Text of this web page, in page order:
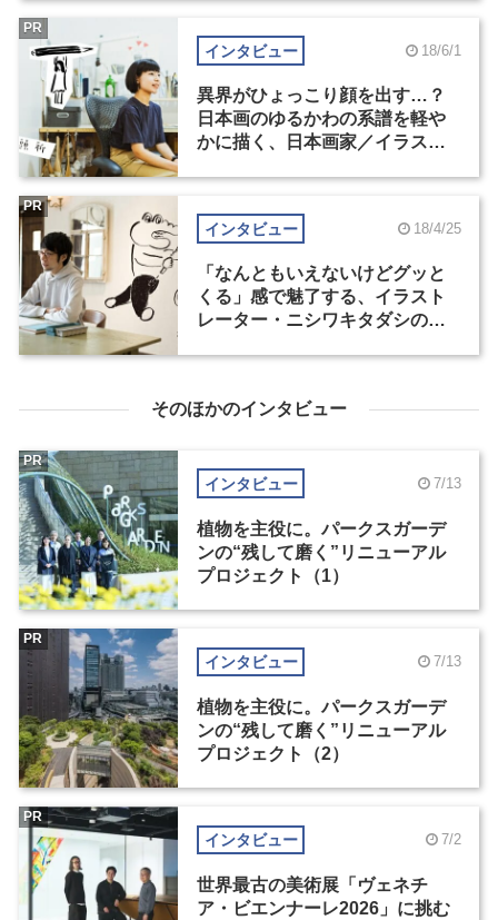
インタビュー 18/6/1
異界がひょっこり顔を出す…？
日本画のゆるかわの系譜を軽や
かに描く、日本画家／イラスト
PR
インタビュー 18/4/25
「なんともいえないけどグッと
くる」感で魅了する、イラスト
レーター・ニシワキタダシのユ
PR
そのほかのインタビュー
インタビュー 7/13
植物を主役に。パークスガーデ
ンの“残して磨く”リニューアル
プロジェクト（1）
PR
インタビュー 7/13
植物を主役に。パークスガーデ
ンの“残して磨く”リニューアル
プロジェクト（2）
PR
インタビュー 7/2
世界最古の美術展「ヴェネチ
ア・ビエンナーレ2026」に挑む
PR